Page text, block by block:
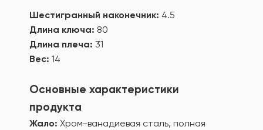
Шестигранный наконечник: 4.5
Длина ключа: 80
Длина плеча: 31
Вес: 14
Основные характеристики
продукта
Жало: Хром-ванадиевая сталь, полная